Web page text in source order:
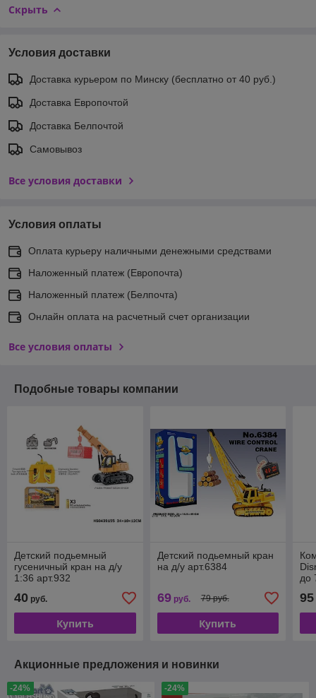
Скрыть
Условия доставки
Доставка курьером по Минску (бесплатно от 40 руб.)
Доставка Европочтой
Доставка Белпочтой
Самовывоз
Все условия доставки
Условия оплаты
Оплата курьеру наличными денежными средствами
Наложенный платеж (Европочта)
Наложенный платеж (Белпочта)
Онлайн оплата на расчетный счет организации
Все условия оплаты
Подобные товары компании
Детский подьемный
гусеничный кран на д/у
1:36 арт.932
40 руб.
Купить
Детский подьемный кран
на д/у арт.6384
69руб. 79 руб.
Купить
до
95
Акционные предложения и новинки
-24% -24%